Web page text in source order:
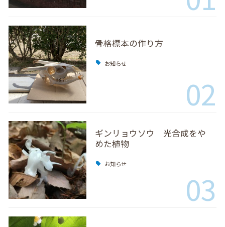
骨格標本の作り方
お知らせ
02
ギンリョウソウ 光合成をや
めた植物
お知らせ
03